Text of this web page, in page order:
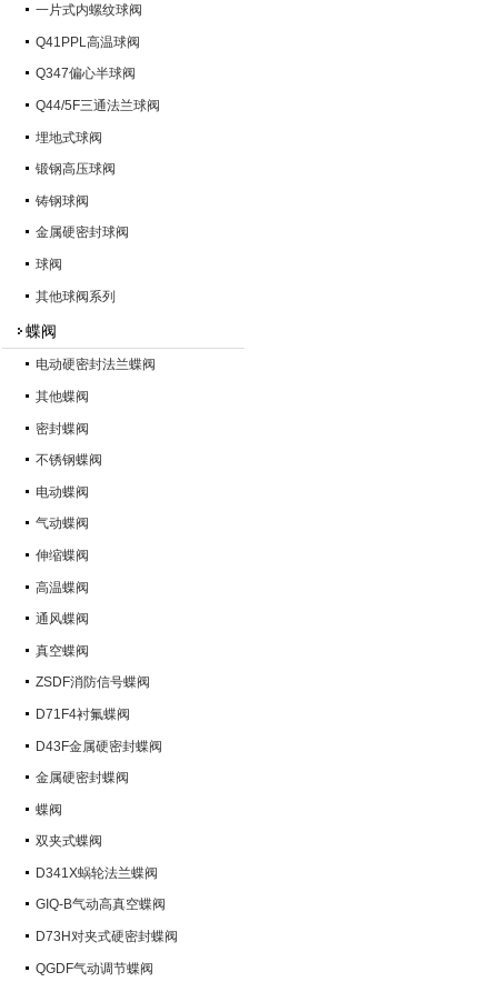
一片式内螺纹球阀
Q41PPL高温球阀
Q347偏心半球阀
Q44/5F三通法兰球阀
埋地式球阀
锻钢高压球阀
铸钢球阀
金属硬密封球阀
球阀
其他球阀系列
蝶阀
电动硬密封法兰蝶阀
其他蝶阀
密封蝶阀
不锈钢蝶阀
电动蝶阀
气动蝶阀
伸缩蝶阀
高温蝶阀
通风蝶阀
真空蝶阀
ZSDF消防信号蝶阀
D71F4衬氟蝶阀
D43F金属硬密封蝶阀
金属硬密封蝶阀
蝶阀
双夹式蝶阀
D341X蜗轮法兰蝶阀
GIQ-B气动高真空蝶阀
D73H对夹式硬密封蝶阀
QGDF气动调节蝶阀